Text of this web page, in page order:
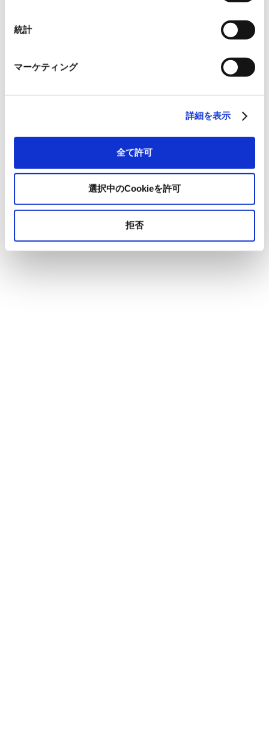
統計
マーケティング
詳細を表示
全て許可
選択中のCookieを許可
拒否